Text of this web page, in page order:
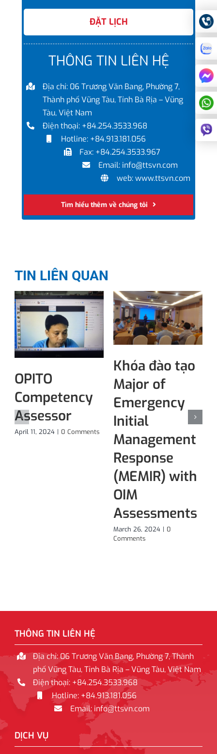
ĐẶT LỊCH
THÔNG TIN LIÊN HỆ
Địa chỉ: 06 Trương Văn Bang, Phường 7,
Thành phố Vũng Tàu, Tỉnh Bà Rịa – Vũng
Tàu, Việt Nam
Điện thoại: +84.254.3533.968
Hotline: +84.913.181.056
Fax: +84.254.3533.967
Email: info@ttsvn.com
web: www.ttsvn.com
Tìm hiểu thêm về chúng tôi
TIN LIÊN QUAN
OPITO
Competency
Assessor
April 11, 2024 | 0 Comments
Khóa đào tạo
Major of
Emergency
Initial
Management
Response
(MEMIR) with
OIM
Assessments
March 26, 2024 | 0
Comments
THÔNG TIN LIÊN HỆ
Địa chỉ: 06 Trương Văn Bang, Phường 7, Thành
phố Vũng Tàu, Tỉnh Bà Rịa – Vũng Tàu, Việt Nam
Điện thoại: +84.254.3533.968
Hotline: +84.913.181.056
Email: info@ttsvn.com
DỊCH VỤ